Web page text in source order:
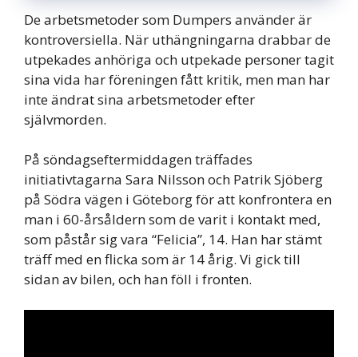
De arbetsmetoder som Dumpers använder är
kontroversiella. När uthängningarna drabbar de
utpekades anhöriga och utpekade personer tagit
sina vida har föreningen fått kritik, men man har
inte ändrat sina arbetsmetoder efter
självmorden.
På söndagseftermiddagen träffades
initiativtagarna Sara Nilsson och Patrik Sjöberg
på Södra vägen i Göteborg för att konfrontera en
man i 60-årsåldern som de varit i kontakt med,
som påstår sig vara “Felicia”, 14. Han har stämt
träff med en flicka som är 14 årig. Vi gick till
sidan av bilen, och han föll i fronten.